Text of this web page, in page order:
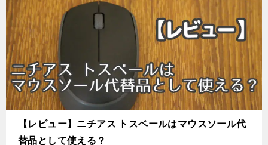
【レビュー】ニチアス トスベールはマウスソール代
替品として使える？